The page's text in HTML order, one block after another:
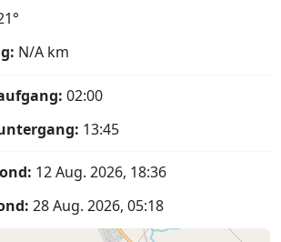
N/A km
02:00
13:45
12 Aug. 2026, 18:36
28 Aug. 2026, 05:18